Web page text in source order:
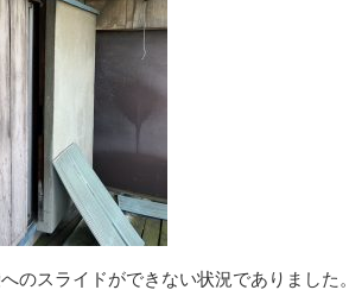
のスライドができない状況でありました。